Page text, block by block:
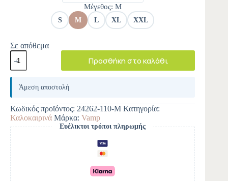
Μέγεθος: M
S M L XL XXL
Σε απόθεμα
Προσθήκη στο καλάθι
A
e
r
n
a
t
i
v
e
:
Άμεση αποστολή
Κωδικός προϊόντος: 24262-110-M Κατηγορία:
Καλοκαιρινά Μάρκα: Vamp
Ευέλικτοι τρόποι πληρωμής